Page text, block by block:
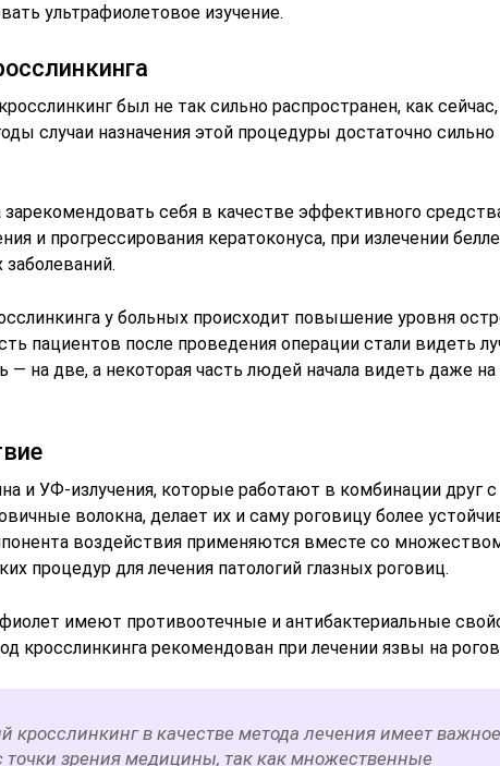
ультрафиолетовое изучение.
был не так сильно распространен, как сейчас,
случаи назначения этой процедуры достаточно сильно
себя в качестве эффективного
и прогрессирования кератоконуса, при излечении
заболеваний.
у больных происходит повышение уровня
пациентов после проведения операции стали видеть
— на две, а некоторая часть людей начала видеть даже на
и УФ-излучения, которые работают в комбинации друг с
волокна, делает их и саму роговицу более
воздействия применяются вместе со
процедур для лечения патологий глазных роговиц.
имеют противоотечные и антибактериальные
кросслинкинга рекомендован при лечении язвы на
кросслинкинг в качестве метода лечения имеет важное
точки зрения медицины, так как множественные